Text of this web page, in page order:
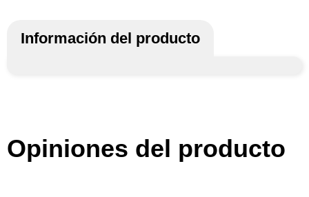
Información del producto
Opiniones del producto